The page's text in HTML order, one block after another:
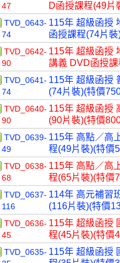
47
D函授課程(49片
TVD_0643-
74
115年 超級函授
函授課程(74片
TVD_0642-
90
115年 超級函授
講義 DVD函授
TVD_0641-
74
115年 超級函授
(74片裝)(特價
TVD_0640-
90
115年 超級函授
(90片裝)(特價
TVD_0639-
49
115年 高點／高
程(49片裝)(特價
TVD_0638-
68
115年 高點／高
程(65片裝)(特價
TVD_0637-
116
114年 高元補習
(116片裝)(特價
TVD_0636-
45
115年 超級函授
程(45片裝)(特價
TVD_0635- 115年 超級函授